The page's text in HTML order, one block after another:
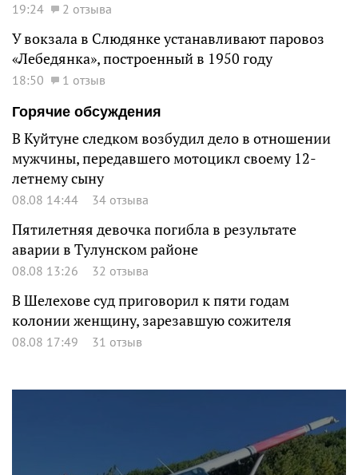
19:24 2 отзыва
У вокзала в Слюдянке устанавливают паровоз
«Лебедянка», построенный в 1950 году
18:50
1 отзыв
Горячие обсуждения
В Куйтуне следком возбудил дело в отношении
мужчины, передавшего мотоцикл своему 12-
летнему сыну
08.08 14:44 34 отзыва
Пятилетняя девочка погибла в результате
аварии в Тулунском районе
08.08 13:26 32 отзыва
В Шелехове суд приговорил к пяти годам
колонии женщину, зарезавшую сожителя
08.08 17:49 31 отзыв